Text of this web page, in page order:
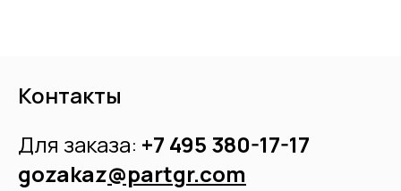
Контакты
Для заказа: +7 495 380-17-17
gozakaz@partgr.com